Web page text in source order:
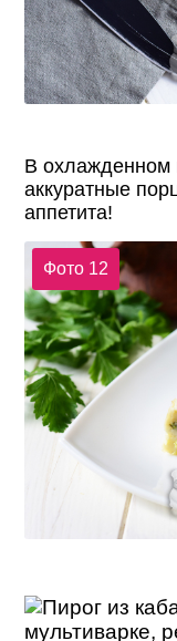
В охлажденном
аккуратные
аппетита!
Фото 12